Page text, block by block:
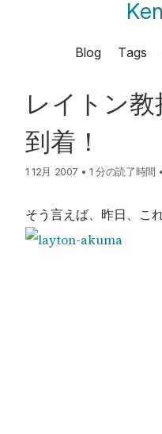
Blog Tags
レイトン
到着！
1 12月 2007 • 1 分の読了時間 •
そう言えば、昨日、こ